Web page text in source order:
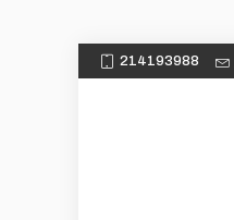
214193988